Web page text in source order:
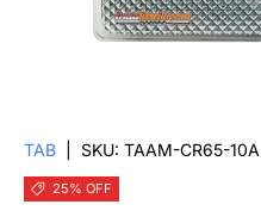
TAB SKU: TAAM-CR65-10A
25% OFF